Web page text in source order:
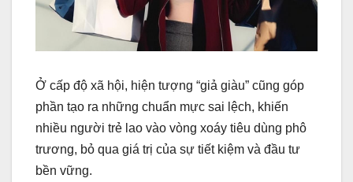
Ở cấp độ xã hội, hiện tượng “giả giàu” cũng góp
phần tạo ra những chuẩn mực sai lệch, khiến
nhiều người trẻ lao vào vòng xoáy tiêu dùng phô
trương, bỏ qua giá trị của sự tiết kiệm và đầu tư
bền vững.